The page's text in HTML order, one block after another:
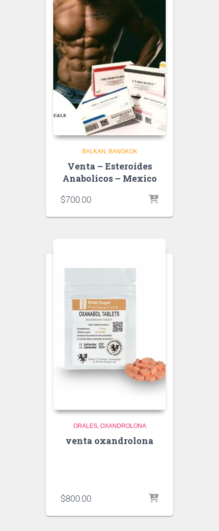
BALKAN BANGKOK
Venta – Esteroides
Anabolicos – Mexico
$700.00
ORALES OXANDROLONA
venta oxandrolona
$800.00